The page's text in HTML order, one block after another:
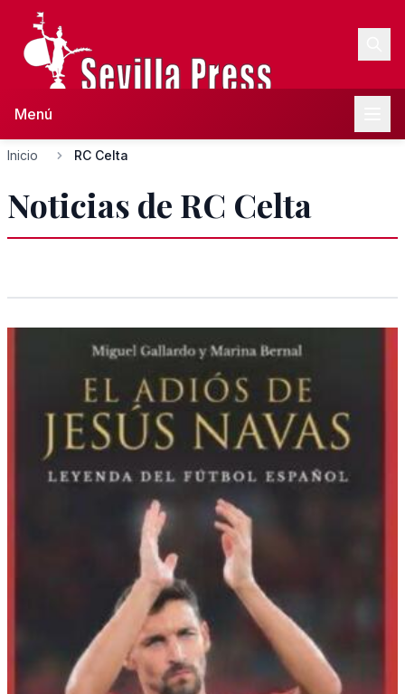
Menú
Inicio RC Celta
Noticias de RC Celta